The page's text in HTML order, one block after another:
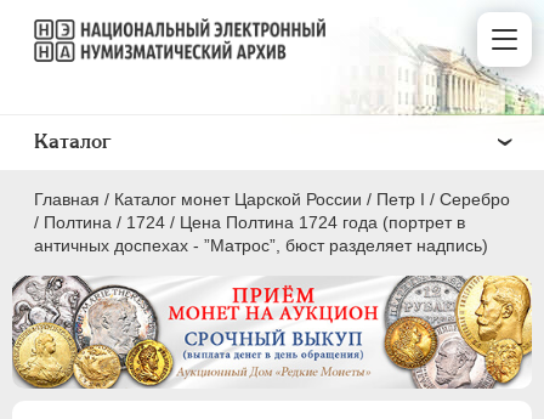
Главная / Каталог монет Царской России / Пeтр I / Серебро
/ Полтина / 1724 / Цена Полтина 1724 года (портрет в
античных доспехах - ”Матрос”, бюст разделяет надпись)
Каталог
ПEТР I 1699 - 1725